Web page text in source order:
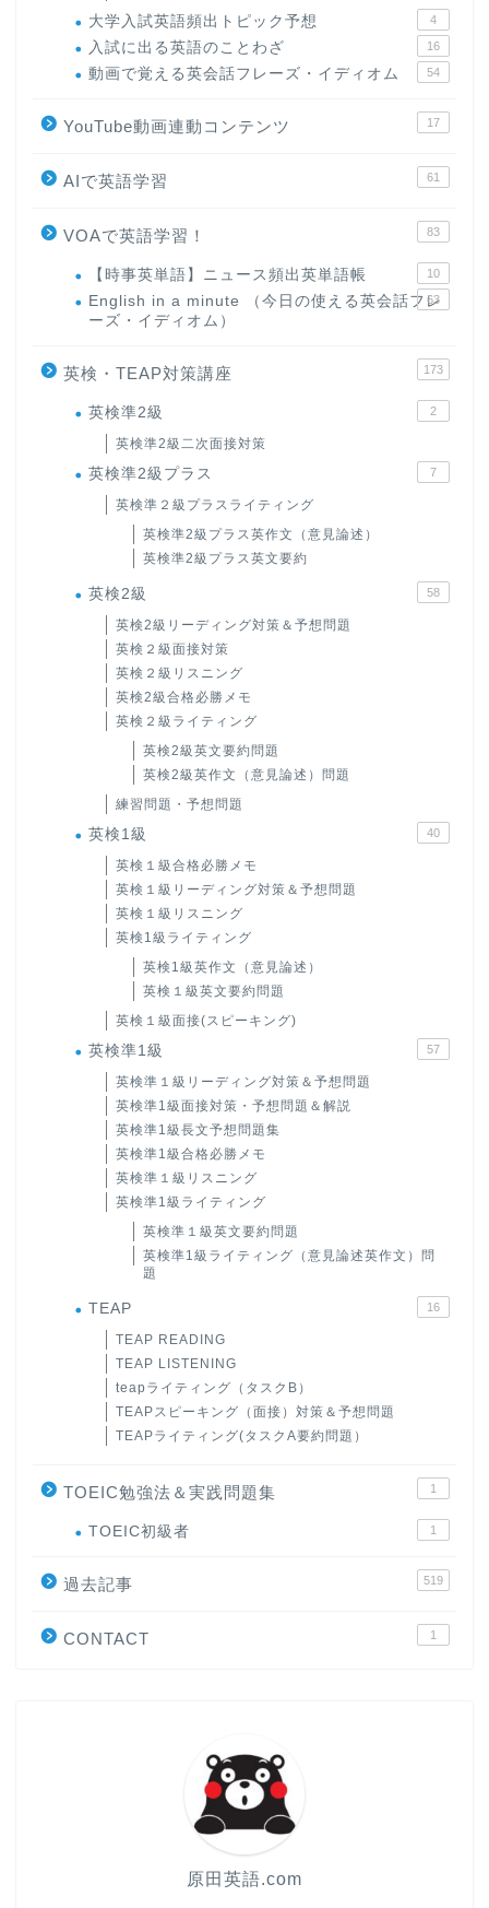
大学入試英語頻出トピック予想 4
入試に出る英語のことわざ 16
動画で覚える英会話フレーズ・イディオム 54
YouTube動画連動コンテンツ 17
AIで英語学習 61
VOAで英語学習！ 83
【時事英単語】ニュース頻出英単語帳 10
English in a minute （今日の使える英会話フレ
ーズ・イディオム）
63
英検・TEAP対策講座 173
英検準2級 2
英検準2級二次面接対策
英検準2級プラス 7
英検準２級プラスライティング
英検準2級プラス英作文（意見論述）
英検準2級プラス英文要約
英検2級 58
英検2級リーディング対策＆予想問題
英検２級面接対策
英検２級リスニング
英検2級合格必勝メモ
英検２級ライティング
英検2級英文要約問題
英検2級英作文（意見論述）問題
練習問題・予想問題
英検1級 40
英検１級合格必勝メモ
英検１級リーディング対策＆予想問題
英検１級リスニング
英検1級ライティング
英検1級英作文（意見論述）
英検１級英文要約問題
英検１級面接(スピーキング)
英検準1級 57
英検準１級リーディング対策＆予想問題
英検準1級面接対策・予想問題＆解説
英検準1級長文予想問題集
英検準1級合格必勝メモ
英検準１級リスニング
英検準1級ライティング
英検準１級英文要約問題
英検準1級ライティング（意見論述英作文）問
題
TEAP 16
TEAP READING
TEAP LISTENING
teapライティング（タスクB）
TEAPスピーキング（面接）対策＆予想問題
TEAPライティング(タスクA要約問題）
TOEIC勉強法＆実践問題集 1
TOEIC初級者 1
過去記事 519
CONTACT 1
原田英語.com
大学入試英語対策講座
英語名言・格言・カッコい
い英語＆素敵な英文フレー